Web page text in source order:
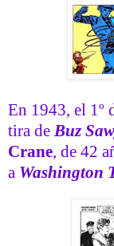
En 1943, el 1º
tira de Buz
Crane, de 42
a Washington